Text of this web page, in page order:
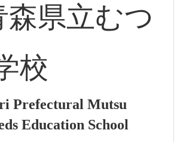
森県立むつ
校
Prefectural Mutsu
Education School